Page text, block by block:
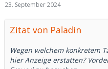
23. September 2024
Zitat von Paladin
Wegen welchem konkretem
hier Anzeige erstatten?